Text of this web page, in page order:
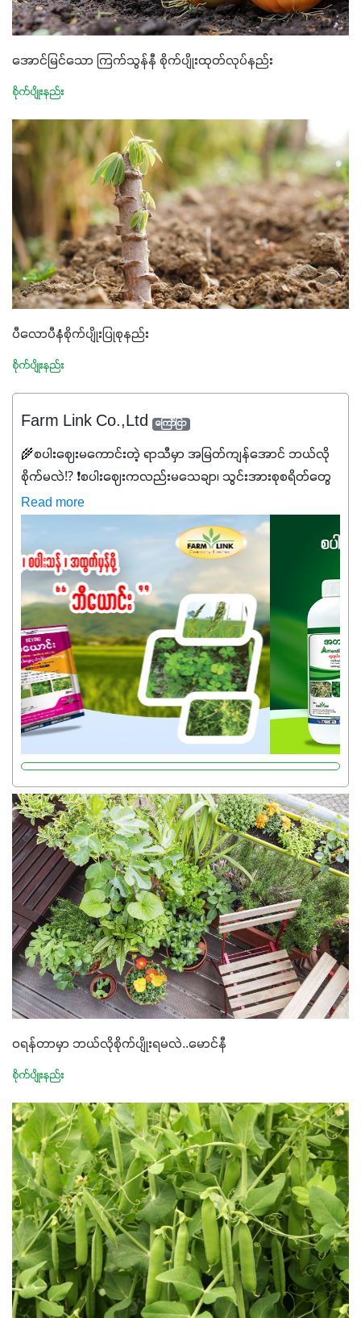
အောင်မြင်သော ကြက်သွန်နီ စိုက်ပျိုးထုတ်လုပ်နည်း
စိုက်ပျိုးနည်း
ပီလောပီနံစိုက်ပျိုးပြုစုနည်း
စိုက်ပျိုးနည်း
Farm Link Co.,Ltd ကြော်ငြာ
🌾စပါးဈေးမကောင်းတဲ့ ရာသီမှာ အမြတ်ကျန်အောင် ဘယ်လို
စိုက်မလဲ⁉️ ❗စပါးဈေးကလည်းမသေချာ၊ သွင်းအားစုစရိတ်တွေ
ကလည်း တက်နေတဲ့ဒီလိုအချိန်မှာ သွင်းအားစုဖိုးကို လျှော့ချပြီး
အထွက်နှုန်းကို ထိန်းထားနိုင်မှ ဦးကြီးတို့ အဆင်ပြေမှာနော် ✔️ဒါ
ကြောင့် ကိုယ်သုံးသမျှ ကိုယ့်အတွက်အကျိုးရစေမယ့်
အရည်အသွေးစိတ်ချရတဲ့ သွင်းအားစုပစ္စည်းတွေကိုပဲ ရွေးချယ်
သုံးသင့်ပါတယ်။
Read more
ဝရန်တာမှာ ဘယ်လိုစိုက်ပျိုးရမလဲ..မောင်နီ
စိုက်ပျိုးနည်း